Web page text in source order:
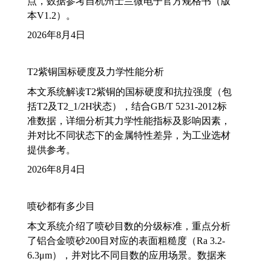
本V1.2）。
2026年8月4日
T2紫铜国标硬度及力学性能分析
本文系统解读T2紫铜的国标硬度和抗拉强度（包
括T2及T2_1/2H状态），结合GB/T 5231-2012标
准数据，详细分析其力学性能指标及影响因素，
并对比不同状态下的金属特性差异，为工业选材
提供参考。
2026年8月4日
喷砂都有多少目
本文系统介绍了喷砂目数的分级标准，重点分析
了铝合金喷砂200目对应的表面粗糙度（Ra 3.2-
6.3μm），并对比不同目数的应用场景。数据来